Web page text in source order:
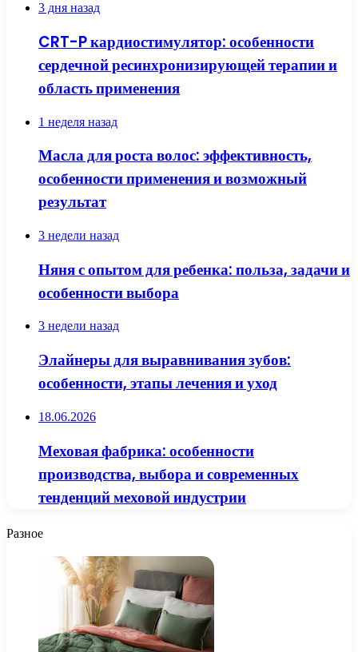
3 дня назад
CRT-P кардиостимулятор: особенности
сердечной ресинхронизирующей терапии и
область применения
1 неделя назад
Масла для роста волос: эффективность,
особенности применения и возможный
результат
3 недели назад
Няня с опытом для ребенка: польза, задачи и
особенности выбора
3 недели назад
Элайнеры для выравнивания зубов:
особенности, этапы лечения и уход
18.06.2026
Меховая фабрика: особенности
производства, выбора и современных
тенденций меховой индустрии
Разное